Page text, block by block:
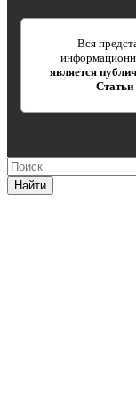
Вся
является
Статьи
Найти